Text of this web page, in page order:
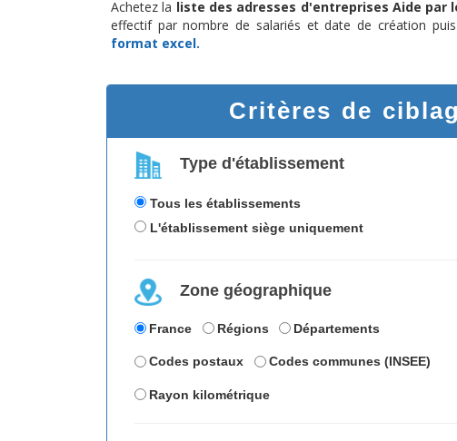
Achetez la liste des adresses d'entreprises Aide par
effectif par nombre de salariés et date de création puis
format excel.
Critères de
Type d'établissement
Tous les établissements
L'établissement siège uniquement
Zone géographique
France Régions Départements
Codes postaux Codes communes (INSEE)
Rayon kilométrique